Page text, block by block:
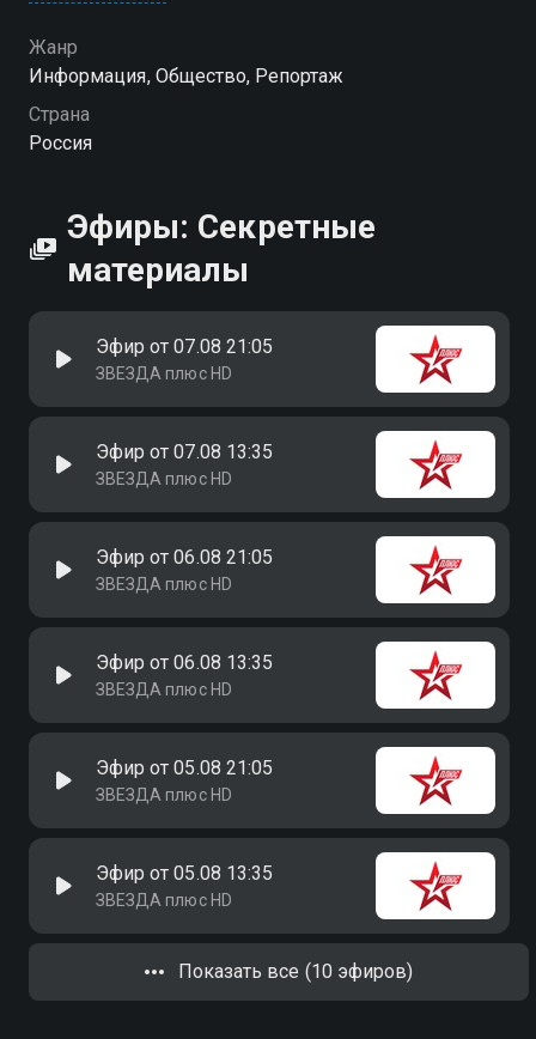
ответы
Жанр
Информация, Общество, Репортаж
Страна
Россия
Эфиры: Секретные
материалы
Эфир от 07.08 21:05
ЗВЕЗДА плюс HD
Эфир от 07.08 13:35
ЗВЕЗДА плюс HD
Эфир от 06.08 21:05
ЗВЕЗДА плюс HD
Эфир от 06.08 13:35
ЗВЕЗДА плюс HD
Эфир от 05.08 21:05
ЗВЕЗДА плюс HD
Эфир от 05.08 13:35
ЗВЕЗДА плюс HD
Показать все (10 эфиров)